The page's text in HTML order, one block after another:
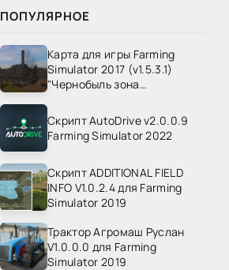
ПОПУЛЯРНОЕ
Карта для игры Farming
Simulator 2017 (v1.5.3.1)
"Чернобыль зона
Скрипт AutoDrive v2.0.0.9
Farming Simulator 2022
Скрипт ADDITIONAL FIELD
INFO V1.0.2.4 для Farming
Simulator 2019
Трактор Агромаш Руслан
V1.0.0.0 для Farming
Simulator 2019